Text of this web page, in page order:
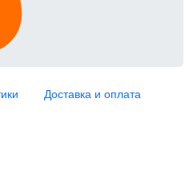
Доставка и оплата